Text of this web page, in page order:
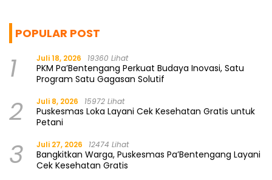
POPULAR POST
1 Juli 18, 2026 19360 Lihat
PKM Pa’Bentengang Perkuat Budaya Inovasi, Satu
Program Satu Gagasan Solutif
2 Juli 8, 2026 15972 Lihat
Puskesmas Loka Layani Cek Kesehatan Gratis untuk
Petani
3 Juli 27, 2026 12474 Lihat
Bangkitkan Warga, Puskesmas Pa’Bentengang Layani
Cek Kesehatan Gratis